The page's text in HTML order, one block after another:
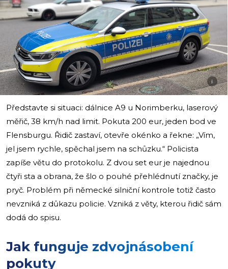
i
Představte si situaci: dálnice A9 u Norimberku, laserový
měřič, 38 km/h nad limit. Pokuta 200 eur, jeden bod ve
Flensburgu. Řidič zastaví, otevře okénko a řekne: „Vím,
jel jsem rychle, spěchal jsem na schůzku.“ Policista
zapíše větu do protokolu. Z dvou set eur je najednou
čtyři sta a obrana, že šlo o pouhé přehlédnutí značky, je
pryč. Problém při německé silniční kontrole totiž často
nevzniká z důkazu policie. Vzniká z věty, kterou řidič sám
dodá do spisu.
Jak funguje zdvojnásobení
pokuty